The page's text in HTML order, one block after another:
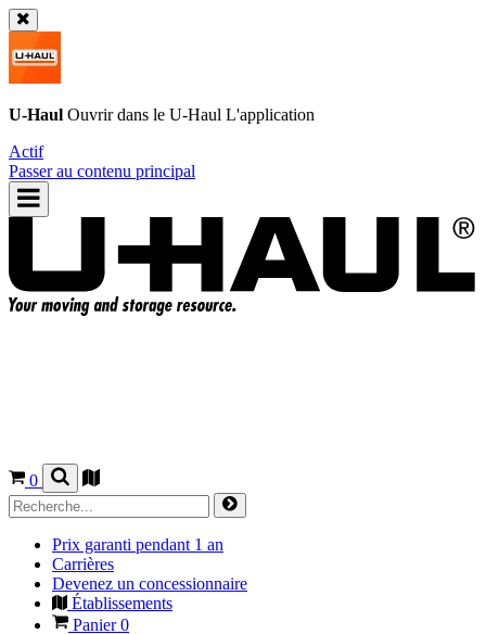
U-Haul Ouvrir dans le U-Haul L'application
Actif
Passer au contenu principal
0
Prix garanti pendant 1 an
Carrières
Devenez un concessionnaire
Établissements
Panier0